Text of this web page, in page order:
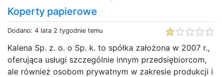
Koperty papierowe
Dodano: 4 lata 2 tygodnie temu
Kalena Sp. z. o. o Sp. k. to spółka założona w 2007 r.,
oferująca usługi szczególnie innym przedsiębiorcom,
ale również osobom prywatnym w zakresie produkcji i